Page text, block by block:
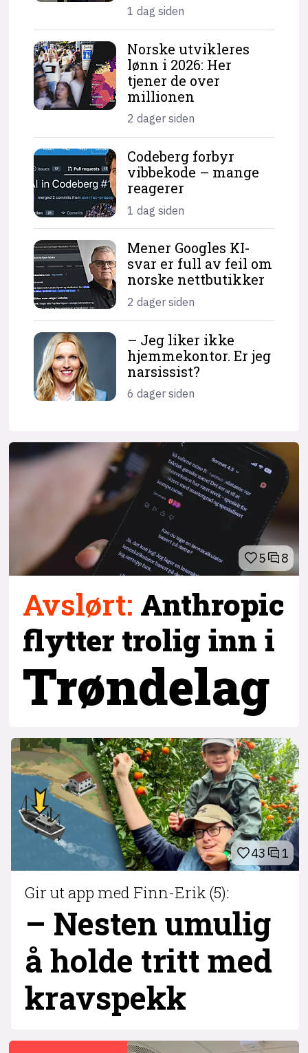
1 dag siden
Norske utvikleres
lønn i 2026: Her
tjener de over
millionen
2 dager siden
Codeberg forbyr
vibbekode – mange
reagerer
1 dag siden
Mener Googles KI-
svar er full av feil om
norske nettbutikker
2 dager siden
– Jeg liker ikke
hjemme­kontor. Er jeg
narsissist?
6 dager siden
5 8
Avslørt: Anthropic
flytter trolig inn i
Trøndelag
43 1
Gir ut app med Finn-Erik (5):
– Nesten umulig
å holde tritt med
krav­spekk